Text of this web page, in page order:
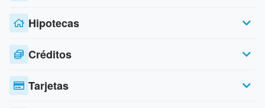
Hipotecas
Créditos
Tarjetas